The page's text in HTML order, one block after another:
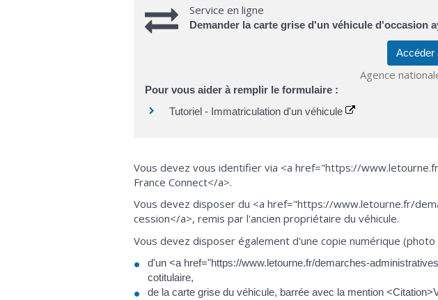
Service en ligne
Demander la carte grise d'un véhicule d'occasion
Accéder
Agence
Pour vous aider à remplir le formulaire :
Tutoriel - Immatriculation d'un véhicule
Vous devez vous identifier via <a href="https://
France Connect</a>.
Vous devez disposer du <a href="https://www.letourne.fr/
cession</a>, remis par l'ancien propriétaire du véhicule.
Vous devez disposer également d'une copie numérique (photo
d'un <a href="https://www.letourne.fr/demarches-
cotitulaire,
de la carte grise du véhicule, barrée avec la mention